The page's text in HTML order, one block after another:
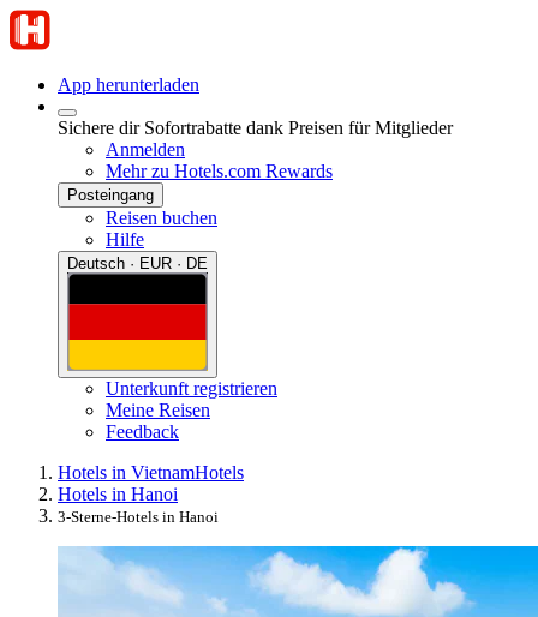
App herunterladen
Sichere dir Sofortrabatte dank Preisen für Mitglieder
Anmelden
Mehr zu Hotels.com Rewards
Posteingang
Reisen buchen
Hilfe
Deutsch · EUR · DE
Unterkunft registrieren
Meine Reisen
Feedback
Hotels in VietnamHotels
Hotels in Hanoi
3-Sterne-Hotels in Hanoi